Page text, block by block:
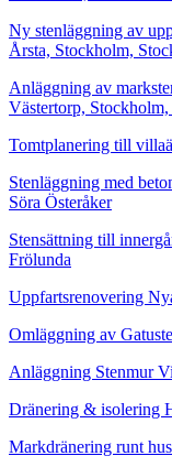
Ny stenläggning av
Årsta, Stockholm,
Anläggning av
Västertorp,
Tomtplanering till
Stenläggning med
Söra Österåker
Stensättning till
Frölunda
Uppfartsrenovering
Omläggning av
Anläggning Stenmur
Dränering & isolering
Markdränering runt